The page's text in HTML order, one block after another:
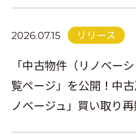
2026.07.15 リリース
「中古物件（リノベー
覧ページ」を公開！中
ノベージュ」買い取り